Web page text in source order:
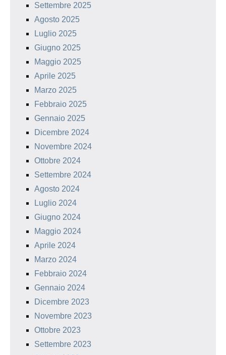
Settembre 2025
Agosto 2025
Luglio 2025
Giugno 2025
Maggio 2025
Aprile 2025
Marzo 2025
Febbraio 2025
Gennaio 2025
Dicembre 2024
Novembre 2024
Ottobre 2024
Settembre 2024
Agosto 2024
Luglio 2024
Giugno 2024
Maggio 2024
Aprile 2024
Marzo 2024
Febbraio 2024
Gennaio 2024
Dicembre 2023
Novembre 2023
Ottobre 2023
Settembre 2023